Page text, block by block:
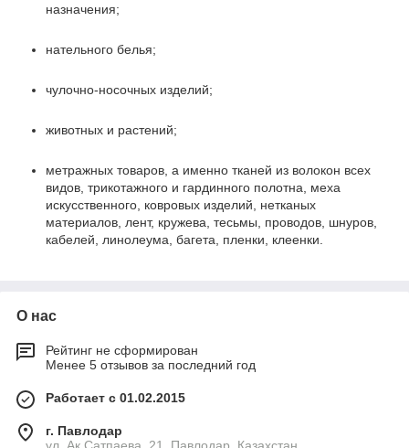
назначения;
нательного белья;
чулочно-носочных изделий;
животных и растений;
метражных товаров, а именно тканей из волокон всех
видов, трикотажного и гардинного полотна, меха
искусственного, ковровых изделий, нетканых
материалов, лент, кружева, тесьмы, проводов, шнуров,
кабелей, линолеума, багета, пленки, клеенки.
О нас
Рейтинг не сформирован
Менее 5 отзывов за последний год
Работает с 01.02.2015
г. Павлодар